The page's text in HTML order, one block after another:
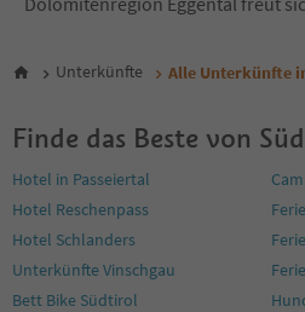
Unterkünfte Alle Unterkünfte
Finde das Beste von
Hotel in Passeiertal
Hotel Reschenpass
Hotel Schlanders
Unterkünfte Vinschgau
Bett Bike Südtirol